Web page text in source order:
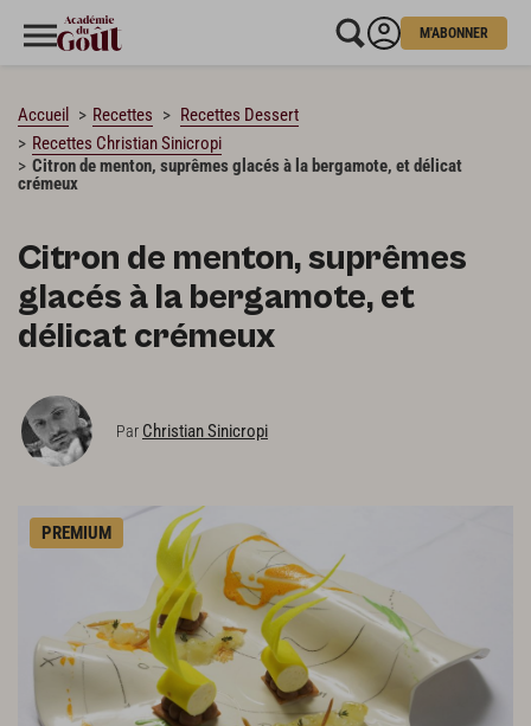
M'ABONNER
Accueil Recettes
Recettes Dessert
Recettes Christian Sinicropi
Citron de menton, suprêmes glacés à la bergamote, et délicat
crémeux
Citron de menton, suprêmes
glacés à la bergamote, et
délicat crémeux
Par Christian Sinicropi
PREMIUM
CHARGEMENT…